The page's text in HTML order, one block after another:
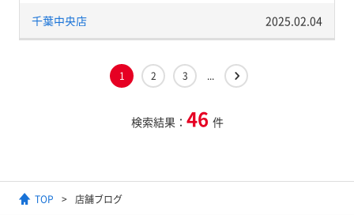
千葉中央店 2025.02.04
1 2 3 ...
検索結果： 46 件
TOP 店舗ブログ